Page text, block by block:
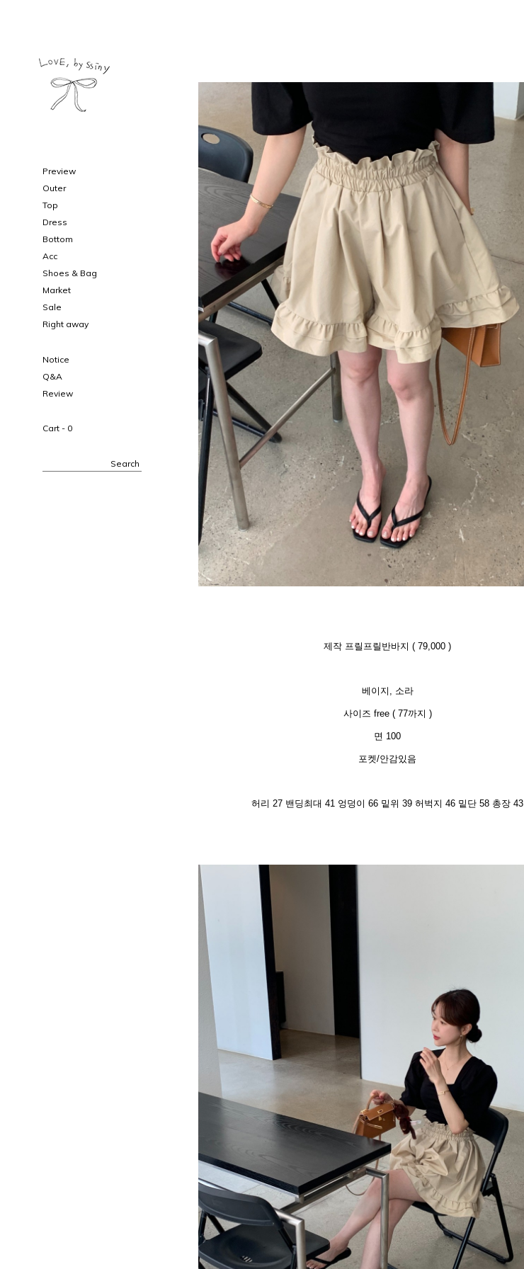
Preview
Outer
Top
Dress
Bottom
Acc
Shoes & Bag
Market
Sale
Right away
Notice
Q&A
Review
Cart - 0
Search
제작 프릴프릴반바지 ( 79,000 )
베이지, 소라
사이즈 free ( 77까지 )
면 100
포켓/안감있음
허리 27 밴딩최대 41 엉덩이 66 밑위 39 허벅지 46 밑단 58 총장 43